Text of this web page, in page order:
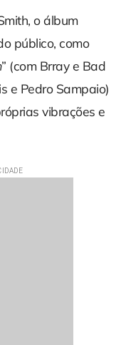
o álbum
público, como
” (com Brray e Bad
e Pedro Sampaio)
vibrações e